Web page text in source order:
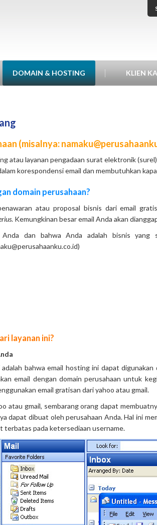
DOMAIN & HOSTING KLIEN
(misalnya:
atau layanan pengadaan surat elektronik
korespondensi email dan membutuhkan
domain perusahaan?
atau proposal bisnis dari email
. Kemungkinan besar email Anda akan
Anda dan bahwa Anda adalah bisnis yang
layanan ini?
bahwa email hosting ini dapat
email dengan domain perusahaan untuk
email gratisan dari yahoo atau gmail.
atau gmail, sembarang orang dapat
dapat dibuat oleh perusahaan Anda. Hal ini
terbatas pada ketersediaan username.